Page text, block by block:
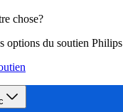
chose?
options du soutien Philips